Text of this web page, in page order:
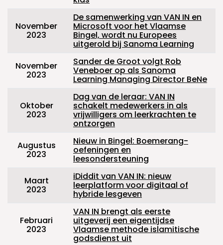
November
2023
De samenwerking van VAN IN en
Microsoft voor het Vlaamse
Bingel, wordt nu Europees
uitgerold bij Sanoma Learning
November
2023
Sander de Groot volgt Rob
Veneboer op als Sanoma
Learning Managing Director BeNe
Oktober
2023
Dag van de leraar: VAN IN
schakelt medewerkers in als
vrijwilligers om leerkrachten te
ontzorgen
Augustus
2023
Nieuw in Bingel: Boemerang-
oefeningen en
leesondersteuning
Maart
2023
iDiddit van VAN IN: nieuw
leerplatform voor digitaal of
hybride lesgeven
Februari
2023
VAN IN brengt als eerste
uitgeverij een eigentijdse
Vlaamse methode islamitische
godsdienst uit